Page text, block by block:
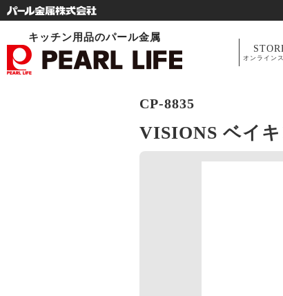
キッチン用品のパール金属
オンライン
CP-8835
VISIONS ベイ